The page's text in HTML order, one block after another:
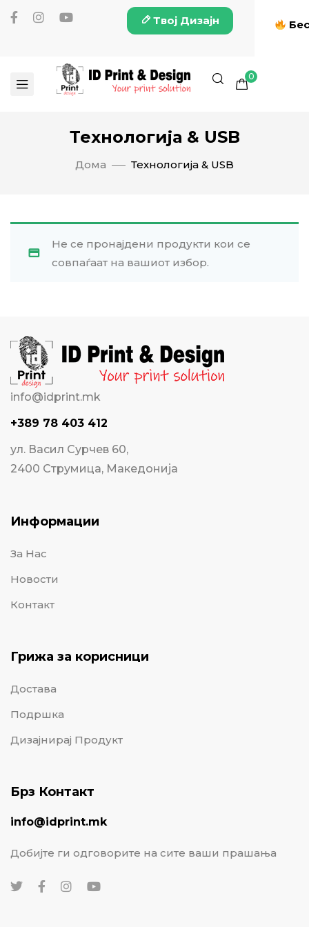
Твој Дизајн
0
Технологија & USB
Дома Технологија & USB
Не се пронајдени продукти кои се
совпаѓаат на вашиот избор.
info@idprint.mk
+389 78 403 412
ул. Васил Сурчев 60,
2400 Струмица, Македонија
Информации
За Нас
Новости
Контакт
Грижа за корисници
Достава
Подршка
Дизајнирај Продукт
Брз Контакт
info@idprint.mk
Добијте ги одговорите на сите ваши прашања